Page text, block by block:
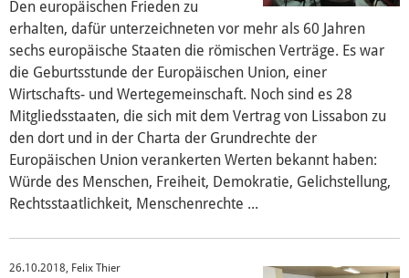
Den europäischen Frieden zu
erhalten, dafür unterzeichneten vor mehr als 60 Jahren
sechs europäische Staaten die römischen Verträge. Es war
die Geburtsstunde der Europäischen Union, einer
Wirtschafts- und Wertegemeinschaft. Noch sind es 28
Mitgliedsstaaten, die sich mit dem Vertrag von Lissabon zu
den dort und in der Charta der Grundrechte der
Europäischen Union verankerten Werten bekannt haben:
Würde des Menschen, Freiheit, Demokratie, Gelichstellung,
Rechtsstaatlichkeit, Menschenrechte ...
26.10.2018, Felix Thier